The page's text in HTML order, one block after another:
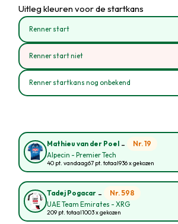
Uitleg kleuren voor de startkans
Renner start
Renner start niet
Renner startkans nog onbekend
Mathieu van der Poel - Nr. 19
Alpecin - Premier Tech
40 pt. vandaag67 pt. totaal936 x gekozen
Tadej Pogacar - Nr. 598
UAE Team Emirates - XRG
209 pt. totaal1003 x gekozen